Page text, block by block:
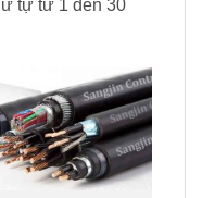
tự từ 1 đến 30